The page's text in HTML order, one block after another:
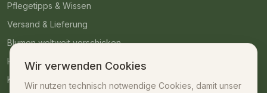
Pflegetipps & Wissen
Versand & Lieferung
Blumen weltweit verschicken
Häufige Fragen
Kontakt
Wir verwenden Cookies
Wir nutzen technisch notwendige Cookies, damit unser